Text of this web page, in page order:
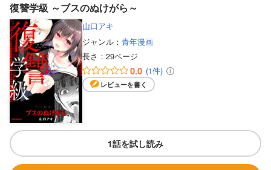
復讐学級 ～ブスのぬけがら～
山口アキ
ジャンル： 青年漫画
長さ： 29ページ
0.0 (1件)
レビューを書く
1話を試し読み